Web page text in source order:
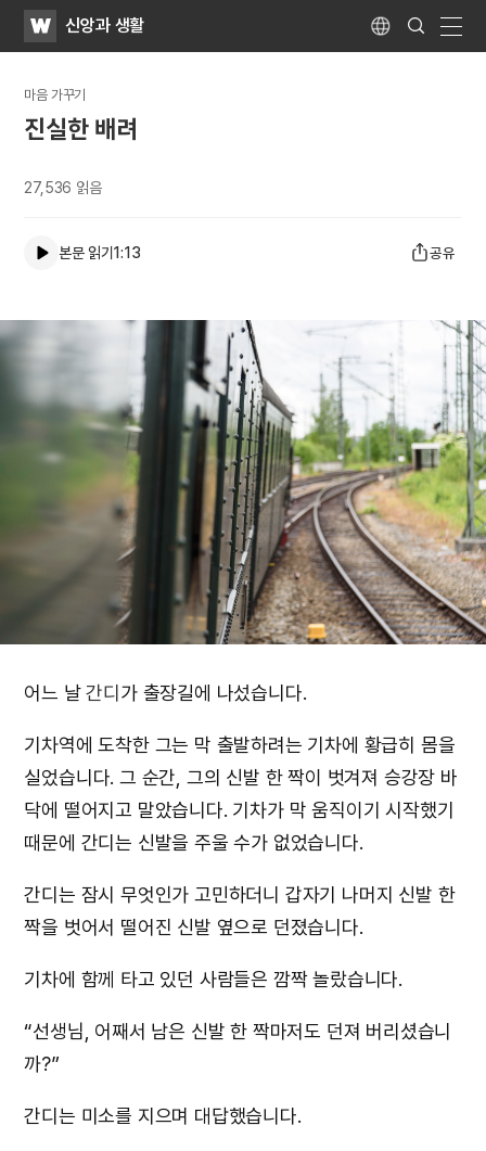
WATV신앙과 생활 Language
Search
Submit
마음 가꾸기
진실한 배려
27,536 읽음
본문 읽기1:13 공유
어느 날간디 가 출장길에 나섰습니다.
기차역에 도착한 그는 막 출발하려는 기차에 황급히 몸을
실었습니다. 그 순간, 그의 신발 한 짝이 벗겨져 승강장 바
닥에 떨어지고 말았습니다. 기차가 막 움직이기 시작했기
때문에 간디는 신발을 주울 수가 없었습니다.
간디는 잠시 무엇인가 고민하더니 갑자기 나머지 신발 한
짝을 벗어서 떨어진 신발 옆으로 던졌습니다.
기차에 함께 타고 있던 사람들은 깜짝 놀랐습니다.
“선생님, 어째서 남은 신발 한 짝마저도 던져 버리셨습니
까?”
간디는 미소를 지으며 대답했습니다.